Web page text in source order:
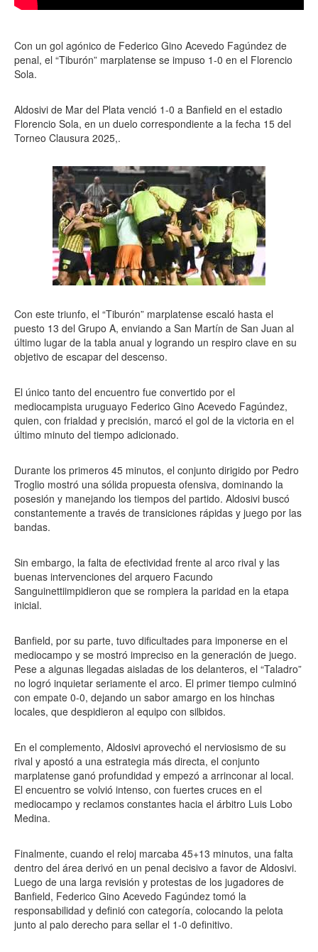
Con un gol agónico de Federico Gino Acevedo Fagúndez de
penal, el “Tiburón” marplatense se impuso 1-0 en el Florencio
Sola.
Aldosivi de Mar del Plata venció 1-0 a Banfield en el estadio
Florencio Sola, en un duelo correspondiente a la fecha 15 del
Torneo Clausura 2025,.
Con este triunfo, el “Tiburón” marplatense escaló hasta el
puesto 13 del Grupo A, enviando a San Martín de San Juan al
último lugar de la tabla anual y logrando un respiro clave en su
objetivo de escapar del descenso.
El único tanto del encuentro fue convertido por el
mediocampista uruguayo Federico Gino Acevedo Fagúndez,
quien, con frialdad y precisión, marcó el gol de la victoria en el
último minuto del tiempo adicionado.
Durante los primeros 45 minutos, el conjunto dirigido por Pedro
Troglio mostró una sólida propuesta ofensiva, dominando la
posesión y manejando los tiempos del partido. Aldosivi buscó
constantemente a través de transiciones rápidas y juego por las
bandas.
Sin embargo, la falta de efectividad frente al arco rival y las
buenas intervenciones del arquero Facundo
Sanguinettiimpidieron que se rompiera la paridad en la etapa
inicial.
Banfield, por su parte, tuvo dificultades para imponerse en el
mediocampo y se mostró impreciso en la generación de juego.
Pese a algunas llegadas aisladas de los delanteros, el “Taladro”
no logró inquietar seriamente el arco. El primer tiempo culminó
con empate 0-0, dejando un sabor amargo en los hinchas
locales, que despidieron al equipo con silbidos.
En el complemento, Aldosivi aprovechó el nerviosismo de su
rival y apostó a una estrategia más directa, el conjunto
marplatense ganó profundidad y empezó a arrinconar al local.
El encuentro se volvió intenso, con fuertes cruces en el
mediocampo y reclamos constantes hacia el árbitro Luis Lobo
Medina.
Finalmente, cuando el reloj marcaba 45+13 minutos, una falta
dentro del área derivó en un penal decisivo a favor de Aldosivi.
Luego de una larga revisión y protestas de los jugadores de
Banfield, Federico Gino Acevedo Fagúndez tomó la
responsabilidad y definió con categoría, colocando la pelota
junto al palo derecho para sellar el 1-0 definitivo.